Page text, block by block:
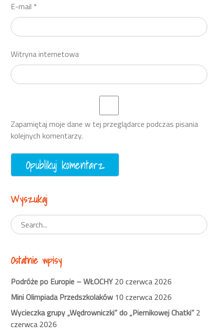
E-mail *
Witryna internetowa
Zapamiętaj moje dane w tej przeglądarce podczas pisania
kolejnych komentarzy.
Wyszukaj
Ostatnie wpisy
Podróże po Europie – WŁOCHY20 czerwca 2026
Mini Olimpiada Przedszkolaków10 czerwca 2026
Wycieczka grupy „Wędrowniczki” do „Piernikowej Chatki” 2
czerwca 2026